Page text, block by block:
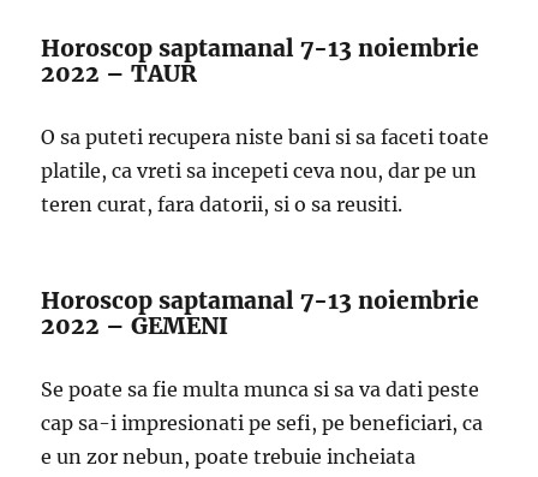
Horoscop saptamanal 7-13 noiembrie
2022 – TAUR
O sa puteti recupera niste bani si sa faceti toate
platile, ca vreti sa incepeti ceva nou, dar pe un
teren curat, fara datorii, si o sa reusiti.
Horoscop saptamanal 7-13 noiembrie
2022 – GEMENI
Se poate sa fie multa munca si sa va dati peste
cap sa-i impresionati pe sefi, pe beneficiari, ca
e un zor nebun, poate trebuie incheiata